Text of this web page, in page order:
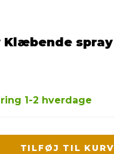
Klæbende spray
1-2 hverdage
TILFØJ TIL KURV